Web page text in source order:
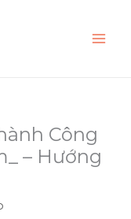
Công
– Hướng